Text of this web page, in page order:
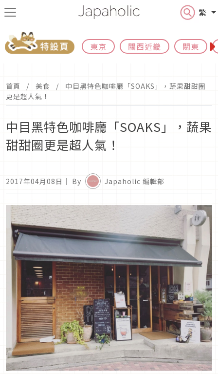
繁
東京 關西近畿 關東
首頁 美食
中目黑特色咖啡廳「SOAKS」，蔬果甜甜圈
更是超人氣！
中目黑特色咖啡廳「SOAKS」，蔬果
甜甜圈更是超人氣！
2017年04月08日 ｜ By Japaholic 編輯部